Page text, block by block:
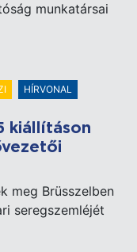
munkatársai
HÍRVONAL
kiállításon
meg Brüsszelben
seregszemléjét